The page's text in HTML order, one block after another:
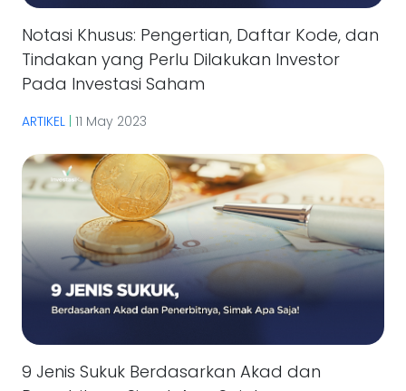
Notasi Khusus: Pengertian, Daftar Kode, dan
Tindakan yang Perlu Dilakukan Investor
Pada Investasi Saham
ARTIKEL 11 May 2023
9 Jenis Sukuk Berdasarkan Akad dan